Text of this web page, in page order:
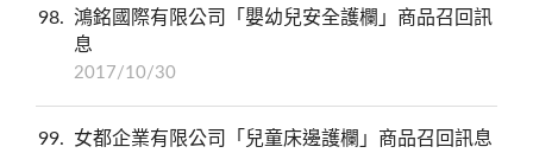
98
鴻銘國際有限公司「嬰幼兒安全護欄」商品召回訊
息
2017/10/30
99 女都企業有限公司「兒童床邊護欄」商品召回訊息